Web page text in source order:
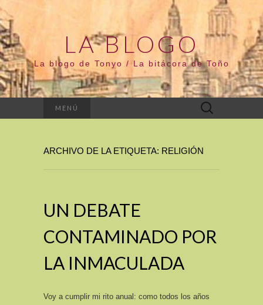
LA BLOGO
La blogo de Tonyo / La bitácora de Toño
MENÚ Buscar:
ARCHIVO DE LA ETIQUETA: RELIGIÓN
UN DEBATE
CONTAMINADO POR
LA INMACULADA
Voy a cumplir mi rito anual: como todos los años